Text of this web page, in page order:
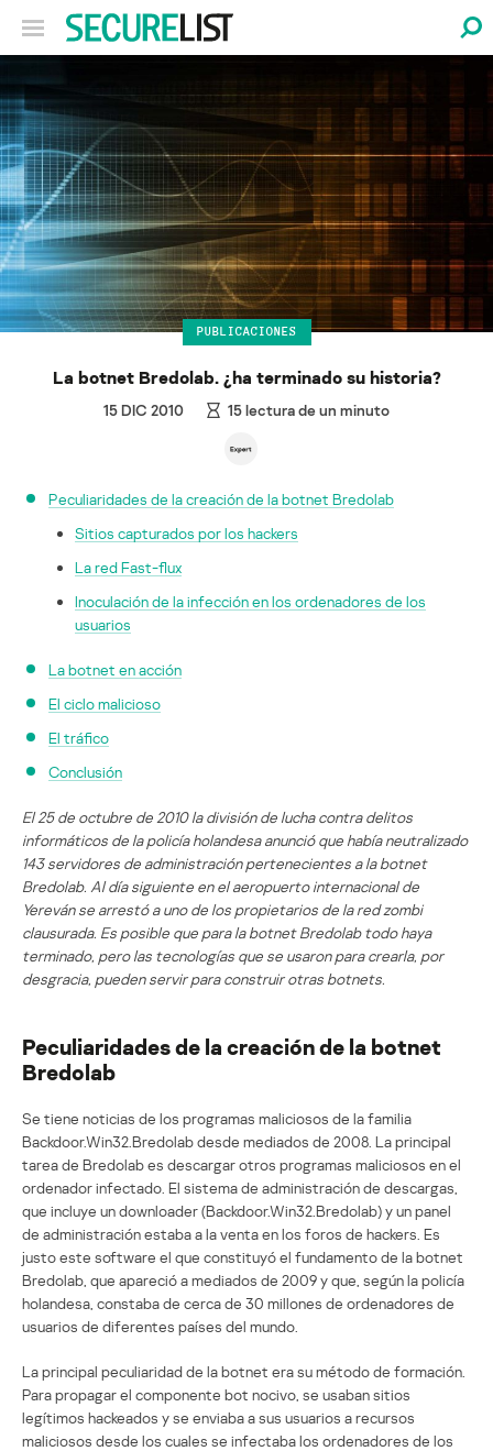
PUBLICACIONES
La botnet Bredolab. ¿ha terminado su historia?
15 DIC 2010 15lectura de un minuto
Peculiaridades de la creación de la botnet Bredolab
Sitios capturados por los hackers
La red Fast-flux
Inoculación de la infección en los ordenadores de los
usuarios
La botnet en acción
El ciclo malicioso
El tráfico
Conclusión
El 25 de octubre de 2010 la división de lucha contra delitos
informáticos de la policía holandesa anunció que había neutralizado
143 servidores de administración pertenecientes a la botnet
Bredolab. Al día siguiente en el aeropuerto internacional de
Yereván se arrestó a uno de los propietarios de la red zombi
clausurada. Es posible que para la botnet Bredolab todo haya
terminado, pero las tecnologías que se usaron para crearla, por
desgracia, pueden servir para construir otras botnets.
Peculiaridades de la creación de la botnet
Bredolab
Se tiene noticias de los programas maliciosos de la familia
Backdoor.Win32.Bredolab desde mediados de 2008. La principal
tarea de Bredolab es descargar otros programas maliciosos en el
ordenador infectado. El sistema de administración de descargas,
que incluye un downloader (Backdoor.Win32.Bredolab) y un panel
de administración estaba a la venta en los foros de hackers. Es
justo este software el que constituyó el fundamento de la botnet
Bredolab, que apareció a mediados de 2009 y que, según la policía
holandesa, constaba de cerca de 30 millones de ordenadores de
usuarios de diferentes países del mundo.
La principal peculiaridad de la botnet era su método de formación.
Para propagar el componente bot nocivo, se usaban sitios
legítimos hackeados y se enviaba a sus usuarios a recursos
maliciosos desde los cuales se infectaba los ordenadores de los